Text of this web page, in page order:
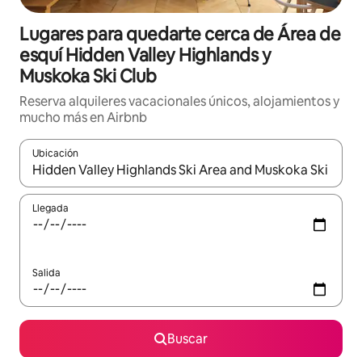
Lugares para quedarte cerca de Área de
esquí Hidden Valley Highlands y
Muskoka Ski Club
Reserva alquileres vacacionales únicos, alojamientos y
mucho más en Airbnb
Ubicación
Cuando los resultados estén disponibles, navega con las
Llegada
Salida
Buscar